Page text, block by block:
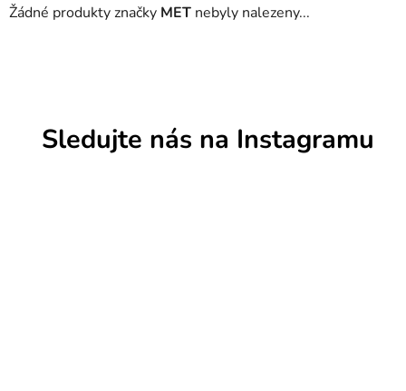
Žádné produkty značky MET nebyly nalezeny...
Sledujte nás na Instagramu